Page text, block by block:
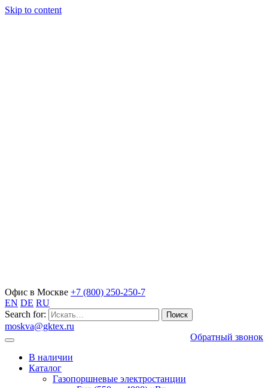
Skip to content
Офис в Москве +7 (800) 250-250-7
EN DE RU
Search for:
moskva@gktex.ru
Обратный звонок
В наличии
Каталог
Газопоршневые электростанции